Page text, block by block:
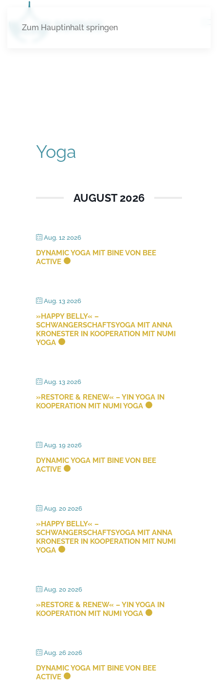
Zum Hauptinhalt springen
Yoga
AUGUST 2026
Aug. 12 2026
DYNAMIC YOGA MIT BINE VON BEE
ACTIVE
Aug. 13 2026
»HAPPY BELLY« –
SCHWANGERSCHAFTSYOGA MIT ANNA
KRONESTER IN KOOPERATION MIT NUMI
YOGA
Aug. 13 2026
»RESTORE & RENEW« – YIN YOGA IN
KOOPERATION MIT NUMI YOGA
Aug. 19 2026
DYNAMIC YOGA MIT BINE VON BEE
ACTIVE
Aug. 20 2026
»HAPPY BELLY« –
SCHWANGERSCHAFTSYOGA MIT ANNA
KRONESTER IN KOOPERATION MIT NUMI
YOGA
Aug. 20 2026
»RESTORE & RENEW« – YIN YOGA IN
KOOPERATION MIT NUMI YOGA
Aug. 26 2026
DYNAMIC YOGA MIT BINE VON BEE
ACTIVE